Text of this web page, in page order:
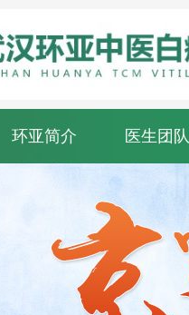
环亚简介 医生团队